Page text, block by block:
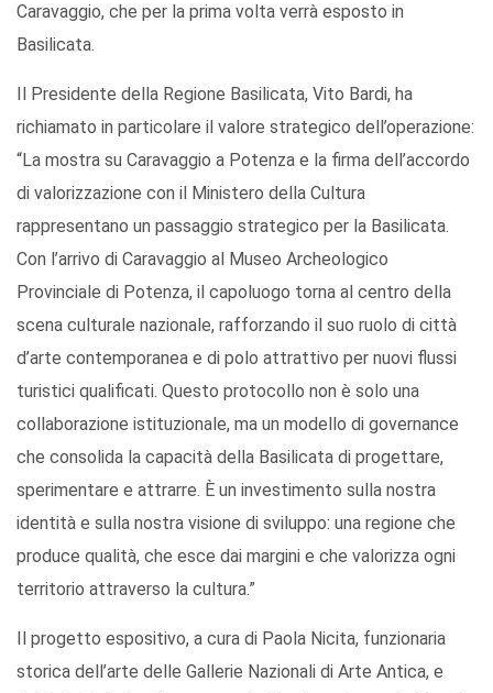
Caravaggio, che per la prima volta verrà esposto in
Basilicata.
Il Presidente della Regione Basilicata, Vito Bardi, ha
richiamato in particolare il valore strategico dell’operazione:
“La mostra su Caravaggio a Potenza e la firma dell’accordo
di valorizzazione con il Ministero della Cultura
rappresentano un passaggio strategico per la Basilicata.
Con l’arrivo di Caravaggio al Museo Archeologico
Provinciale di Potenza, il capoluogo torna al centro della
scena culturale nazionale, rafforzando il suo ruolo di città
d’arte contemporanea e di polo attrattivo per nuovi flussi
turistici qualificati. Questo protocollo non è solo una
collaborazione istituzionale, ma un modello di governance
che consolida la capacità della Basilicata di progettare,
sperimentare e attrarre. È un investimento sulla nostra
identità e sulla nostra visione di sviluppo: una regione che
produce qualità, che esce dai margini e che valorizza ogni
territorio attraverso la cultura.”
Il progetto espositivo, a cura di Paola Nicita, funzionaria
storica dell’arte delle Gallerie Nazionali di Arte Antica, e